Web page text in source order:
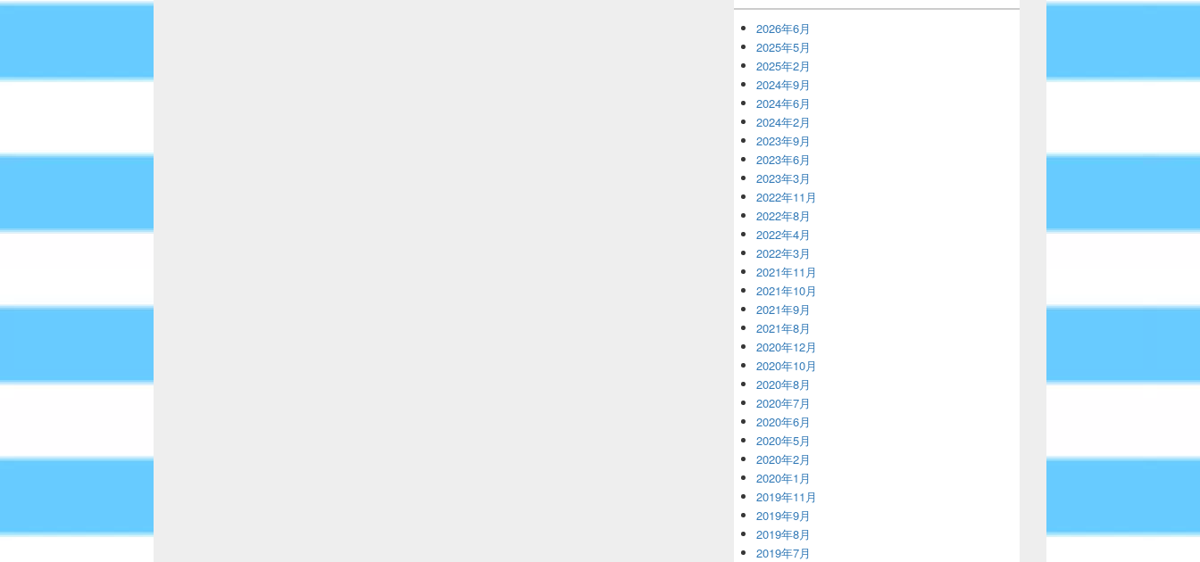
2026年6月
2025年5月
2025年2月
2024年9月
2024年6月
2024年2月
2023年9月
2023年6月
2023年3月
2022年11月
2022年8月
2022年4月
2022年3月
2021年11月
2021年10月
2021年9月
2021年8月
2020年12月
2020年10月
2020年8月
2020年7月
2020年6月
2020年5月
2020年2月
2020年1月
2019年11月
2019年9月
2019年8月
2019年7月